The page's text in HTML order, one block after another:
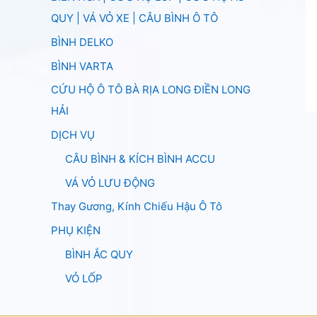
QUY | VÁ VỎ XE | CÂU BÌNH Ô TÔ
BÌNH DELKO
BÌNH VARTA
CỨU HỘ Ô TÔ BÀ RỊA LONG ĐIỀN LONG
HẢI
DỊCH VỤ
CÂU BÌNH & KÍCH BÌNH ACCU
VÁ VỎ LƯU ĐỘNG
Thay Gương, Kính Chiếu Hậu Ô Tô
PHỤ KIỆN
BÌNH ẮC QUY
VỎ LỐP